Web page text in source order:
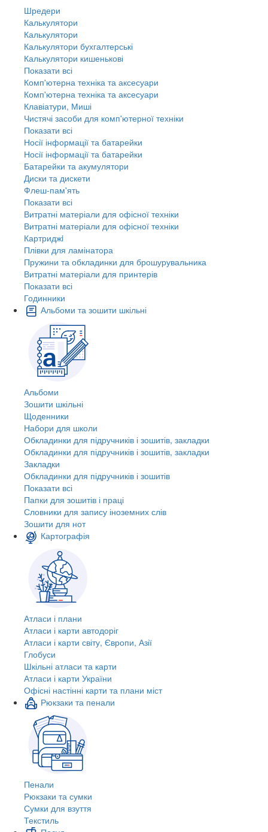
Шредери
Калькулятори
Калькулятори
Калькулятори бухгалтерські
Калькулятори кишенькові
Показати всі
Комп'ютерна техніка та аксесуари
Комп'ютерна техніка та аксесуари
Клавіатури, Миші
Чистячі засоби для комп'ютерної техніки
Показати всі
Носії інформації та батарейки
Носії інформації та батарейки
Батарейки та акумулятори
Диски та дискети
Флеш-пам'ять
Показати всі
Витратні матеріали для офісної техніки
Витратні матеріали для офісної техніки
Картриджi
Плівки для ламінатора
Пружини та обкладинки для брошурувальника
Витратні матеріали для принтерів
Показати всі
Годинники
Альбоми та зошити шкільні
Альбоми
Зошити шкільні
Щоденники
Набори для школи
Обкладинки для підручників і зошитів, закладки
Обкладинки для підручників і зошитів, закладки
Закладки
Обкладинки для підручників і зошитів
Показати всі
Папки для зошитів і праці
Словники для запису іноземних слів
Зошити для нот
Картографія
Атласи і плани
Атласи і карти автодоріг
Атласи і карти світу, Європи, Азії
Глобуси
Шкільні атласи та карти
Атласи і карти України
Офісні настінні карти та плани міст
Рюкзаки та пенали
Пенали
Рюкзаки та сумки
Сумки для взуття
Текстиль